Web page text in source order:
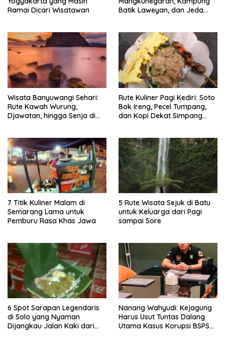
Ramai Dicari Wisatawan
Batik Laweyan, dan Jeda
Wisata Banyuwangi Sehari:
Rute Kawah Wurung,
Djawatan, hingga Senja di
Rute Kuliner Pagi Kediri: Soto
Bok Ireng, Pecel Tumpang,
dan Kopi Dekat Simpang
7 Titik Kuliner Malam di
Semarang Lama untuk
Pemburu Rasa Khas Jawa
5 Rute Wisata Sejuk di Batu
untuk Keluarga dari Pagi
sampai Sore
6 Spot Sarapan Legendaris
di Solo yang Nyaman
Dijangkau Jalan Kaki dari
Nanang Wahyudi: Kejagung
Harus Usut Tuntas Dalang
Utama Kasus Korupsi BSPS